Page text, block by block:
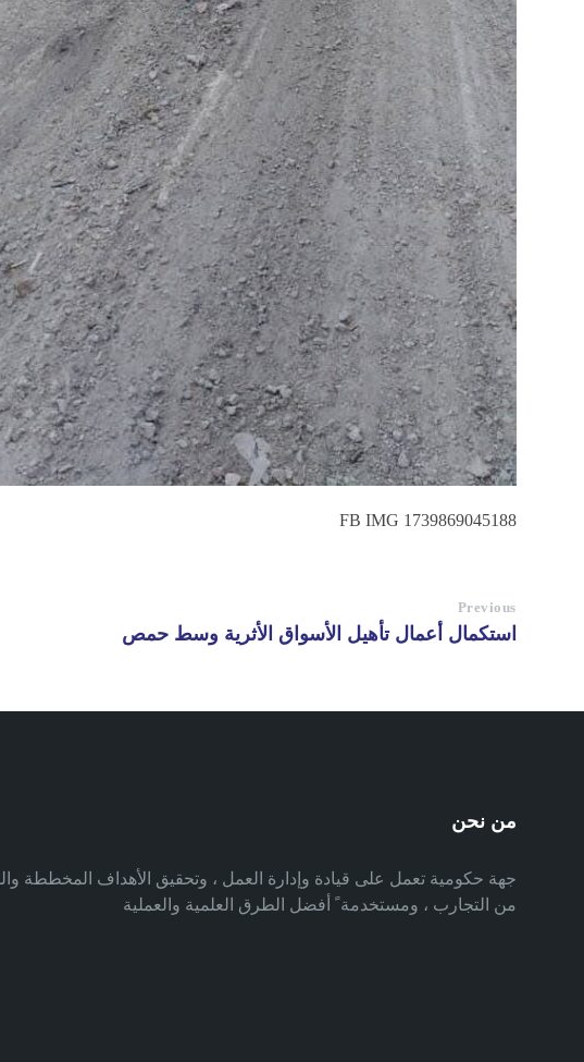
FB IMG 1739869045188
Previous
استكمال أعمال تأهيل الأسواق الأثرية وسط حمص
من نحن
جهة حكومية تعمل على قيادة وإدارة العمل ، وتحقيق الأهداف المخططة
من التجارب ، ومستخدمة ً أفضل الطرق العلمية والعملية